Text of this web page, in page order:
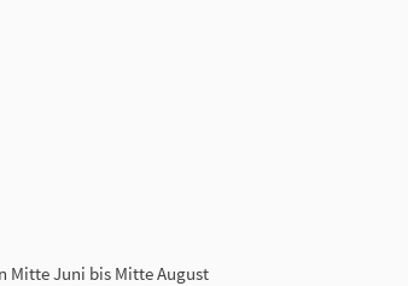
Mitte Juni bis Mitte August